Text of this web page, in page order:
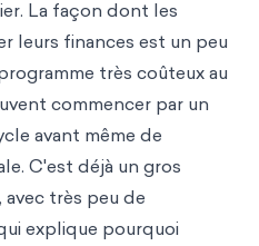
La façon dont les
leurs finances est un peu
très coûteux au
commencer par un
avant même de
C'est déjà un gros
très peu de
explique pourquoi